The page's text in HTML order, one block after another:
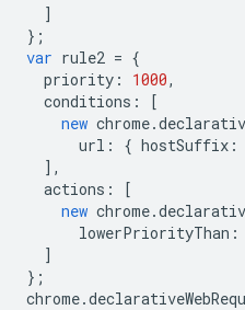
]
};
var rule2 = {
priority : 1000,
conditions :
[
new chrome.
url : { hostSuffix :
],
actions :
[
new chrome.
lowerPriorityThan :
]
};
chrome.